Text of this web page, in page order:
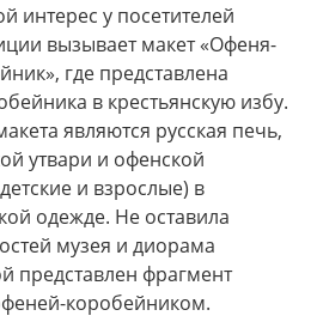
интерес у посетителей
вызывает макет «Офеня-
где представлена
в крестьянскую избу.
являются русская печь,
утвари и офенской
и взрослые) в
одежде. Не оставила
музея и диорама
представлен фрагмент
коробейником.